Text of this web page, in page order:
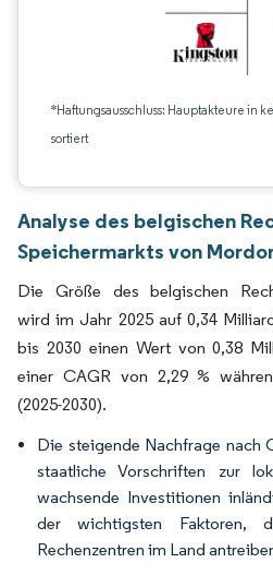
*Haftungsausschluss: Hauptakteure in
sortiert
Analyse des belgischen
Speichermarkts von
Die Größe des belgischen
wird im Jahr 2025 auf 0,34
bis 2030 einen Wert von 0,38
einer CAGR von 2,29 %
(2025-2030).
Die steigende Nachfrage nach
staatliche Vorschriften zur
wachsende Investitionen
der wichtigsten Faktoren,
Rechenzentren im Land